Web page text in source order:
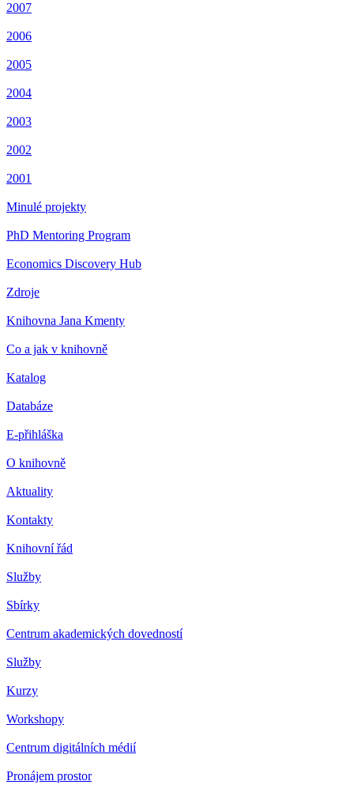
2007
2006
2005
2004
2003
2002
2001
Minulé projekty
PhD Mentoring Program
Economics Discovery Hub
Zdroje
Knihovna Jana Kmenty
Co a jak v knihovně
Katalog
Databáze
E-přihláška
O knihovně
Aktuality
Kontakty
Knihovní řád
Služby
Sbírky
Centrum akademických dovedností
Služby
Kurzy
Workshopy
Centrum digitálních médií
Pronájem prostor